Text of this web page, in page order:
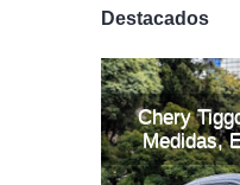
Destacados
Chery
Medidas,